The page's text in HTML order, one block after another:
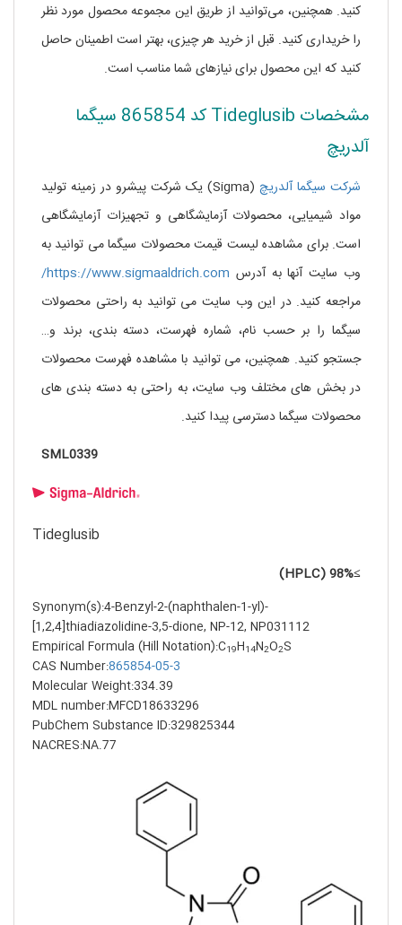
کنید. همچنین، می‌توانید از طریق این مجموعه محصول مورد نظر
را خریداری کنید. قبل از خرید هر چیزی، بهتر است اطمینان حاصل
کنید که این محصول برای نیازهای شما مناسب است.
مشخصات Tideglusib کد 865854 سیگما
آلدریچ
شرکت سیگما آلدریچ
(Sigma) یک شرکت پیشرو در زمینه تولید
مواد شیمیایی، محصولات آزمایشگاهی و تجهیزات آزمایشگاهی
است. برای مشاهده لیست قیمت محصولات سیگما می توانید به
وب سایت آنها به آدرس https://www.sigmaaldrich.com/
مراجعه کنید. در این وب سایت می توانید به راحتی محصولات
سیگما را بر حسب نام، شماره فهرست، دسته بندی، برند و…
جستجو کنید. همچنین، می توانید با مشاهده فهرست محصولات
در بخش های مختلف وب سایت، به راحتی به دسته بندی های
محصولات سیگما دسترسی پیدا کنید.
SML0339
Tideglusib
≥98% (HPLC)
Synonym(s):4-Benzyl-2-(naphthalen-1-yl)-
[1,2,4]thiadiazolidine-3,5-dione, NP-12, NP031112
Empirical Formula (Hill Notation):C19H14N2O2S
CAS Number:865854-05-3
Molecular Weight:334.39
MDL number:MFCD18633296
PubChem Substance ID:329825344
NACRES:NA.77